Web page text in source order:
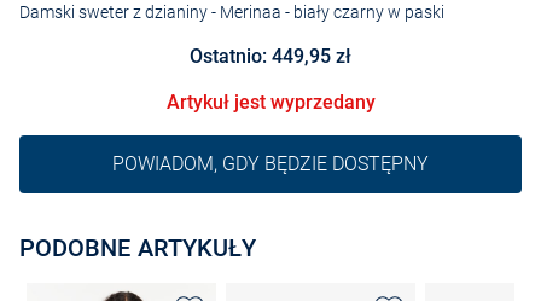
Damski sweter z dzianiny - Merinaa - biały czarny w paski
Ostatnio: 449,95 zł
Artykuł jest wyprzedany
POWIADOM, GDY BĘDZIE DOSTĘPNY
PODOBNE ARTYKUŁY